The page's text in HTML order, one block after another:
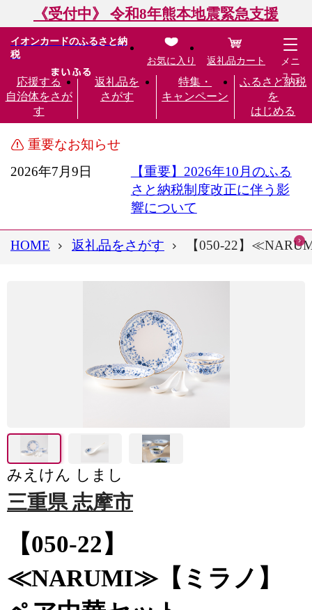
《受付中》 令和8年熊本地震緊急支援
イオンカードのふるさと納
税
応援する
自治体をさが
す
返礼品を
さがす
特集・
キャンペーン
ふるさと納税
を
はじめる
お気に入り 返礼品カート
メニ
ュー
重要なお知らせ
2026年7月9日
【重要】2026年10月のふる
さと納税制度改正に伴う影
響について
HOME 返礼品をさがす 【050-22】
みえけん しまし
三重県 志摩市
【050-22】
≪NARUMI≫【ミラノ】